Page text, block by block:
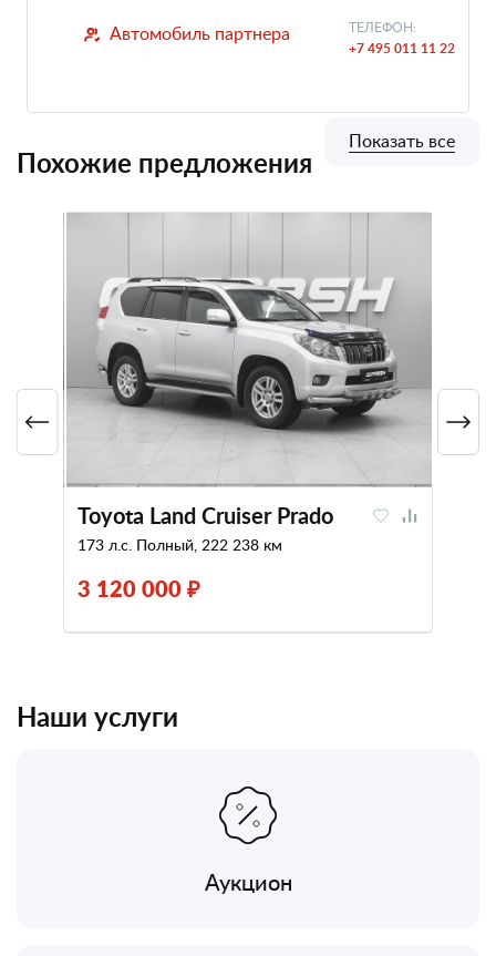
Автомобиль партнера ТЕЛЕФОН:
+7 495 011 11 22
Похожие предложения
Toyota Land Cruiser Prado
173 л.с. Полный, 222 238 км
3 120 000 ₽
Показать все
Наши услуги
Аукцион